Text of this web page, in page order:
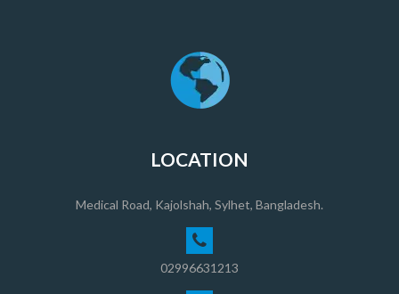
LOCATION
Medical Road, Kajolshah, Sylhet, Bangladesh.
02996631213